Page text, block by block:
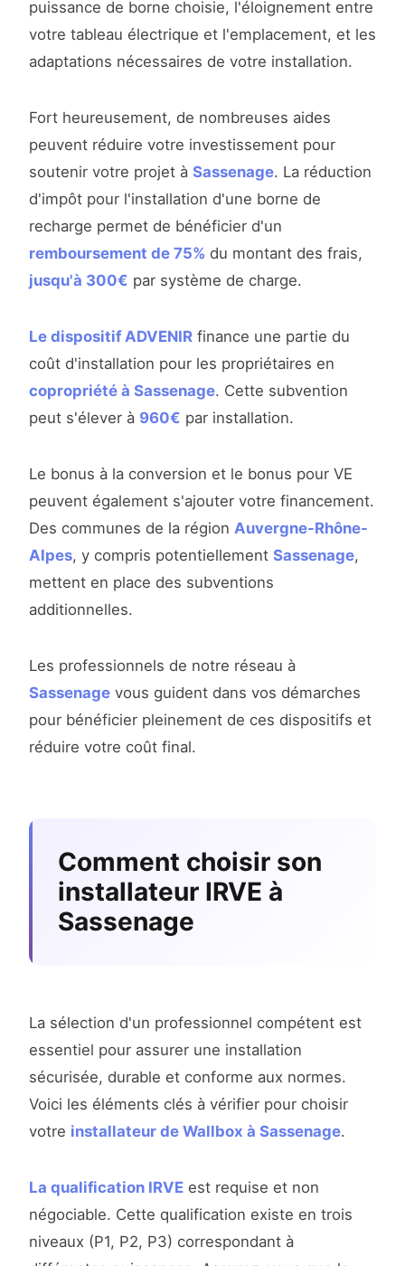
puissance de borne choisie, l'éloignement entre
votre tableau électrique et l'emplacement, et les
adaptations nécessaires de votre installation.
Fort heureusement, de nombreuses aides
peuvent réduire votre investissement pour
soutenir votre projet à Sassenage. La réduction
d'impôt pour l'installation d'une borne de
recharge permet de bénéficier d'un
remboursement de 75% du montant des frais,
jusqu'à 300€ par système de charge.
Le dispositif ADVENIR finance une partie du
coût d'installation pour les propriétaires en
copropriété à Sassenage. Cette subvention
peut s'élever à 960€ par installation.
Le bonus à la conversion et le bonus pour VE
peuvent également s'ajouter votre financement.
Des communes de la région Auvergne-Rhône-
Alpes, y compris potentiellement Sassenage,
mettent en place des subventions
additionnelles.
Les professionnels de notre réseau à
Sassenage vous guident dans vos démarches
pour bénéficier pleinement de ces dispositifs et
réduire votre coût final.
Comment choisir son
installateur IRVE à
Sassenage
La sélection d'un professionnel compétent est
essentiel pour assurer une installation
sécurisée, durable et conforme aux normes.
Voici les éléments clés à vérifier pour choisir
votre installateur de Wallbox à Sassenage.
La qualification IRVE est requise et non
négociable. Cette qualification existe en trois
niveaux (P1, P2, P3) correspondant à